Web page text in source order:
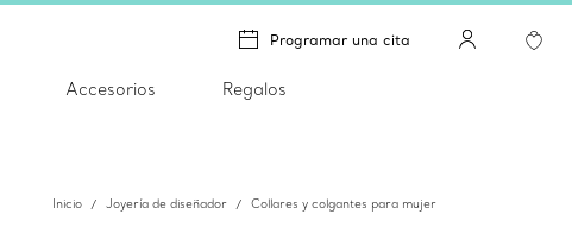
Programar una cita
Accesorios Regalos
Inicio Joyería de diseñador Collares y colgantes para mujer